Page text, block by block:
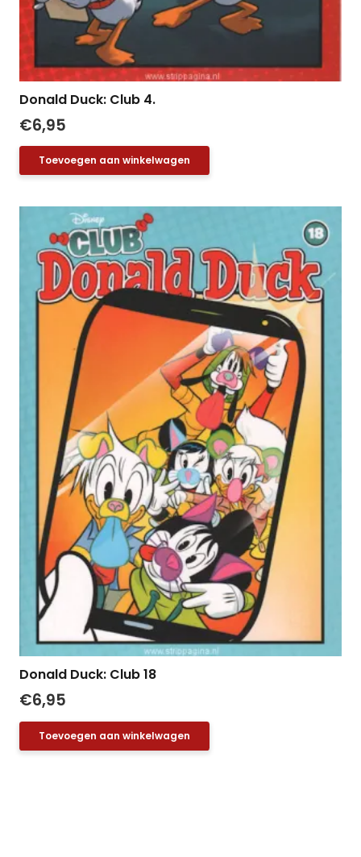
Donald Duck: Club 4.
€6,95
Toevoegen aan winkelwagen
Donald Duck: Club 18
€6,95
Toevoegen aan winkelwagen